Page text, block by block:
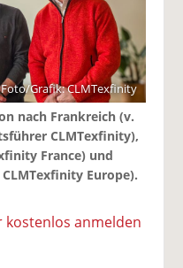
Foto/Grafik: CLMTexfinity
nach Frankreich (v.
CLMTexfinity),
France) und
Europe).
kostenlos anmelden